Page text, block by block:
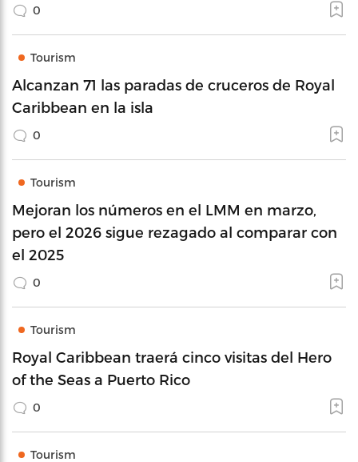
0
Tourism
Alcanzan 71 las paradas de cruceros de Royal
Caribbean en la isla
0
Tourism
Mejoran los números en el LMM en marzo,
pero el 2026 sigue rezagado al comparar con
el 2025
0
Tourism
Royal Caribbean traerá cinco visitas del Hero
of the Seas a Puerto Rico
0
Tourism